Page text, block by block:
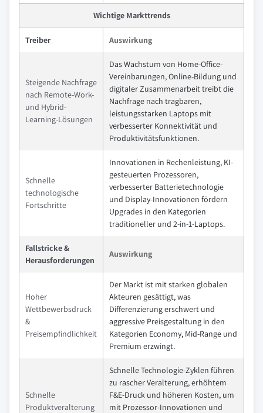
Wichtige Markttrends
Treiber Auswirkung
Steigende Nachfrage
nach Remote-Work-
und Hybrid-
Learning-Lösungen
Das Wachstum von Home-Office-
Vereinbarungen, Online-Bildung und
digitaler Zusammenarbeit treibt die
Nachfrage nach tragbaren,
leistungsstarken Laptops mit
verbesserter Konnektivität und
Produktivitätsfunktionen.
Schnelle
technologische
Fortschritte
Innovationen in Rechenleistung, KI-
gesteuerten Prozessoren,
verbesserter Batterietechnologie
und Display-Innovationen fördern
Upgrades in den Kategorien
traditioneller und 2-in-1-Laptops.
Fallstricke &
Herausforderungen
Auswirkung
Hoher
Wettbewerbsdruck
&
Preisempfindlichkeit
Der Markt ist mit starken globalen
Akteuren gesättigt, was
Differenzierung erschwert und
aggressive Preisgestaltung in den
Kategorien Economy, Mid-Range und
Premium erzwingt.
Schnelle
Produktveralterung
Schnelle Technologie-Zyklen führen
zu rascher Veralterung, erhöhtem
F&E-Druck und höheren Kosten, um
mit Prozessor-Innovationen und